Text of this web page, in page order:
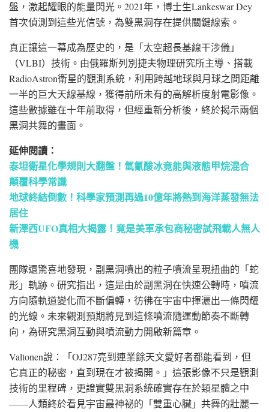
盤，激起耀眼的能量閃光。2021年，博士生Lankeswar Dey
首次偵測到這些光信號，為雙黑洞存在提供關鍵線索。
真正讓這一幕成為歷史的，是「太空超長基線干涉儀」
（VLBI）技術。由俄羅斯列別捷夫物理研究所主導、搭載
RadioAstron衛星的觀測系統，利用跨越地球與月球之間距離
一半的巨大天線基線，獲得前所未有的高解析度射電影像。
這些數據雖在十年前取得，但經重新分析後，終於揭示兩個
黑洞共舞的畫面。
延伸閱讀：
泰坦衛星化學規則大翻盤！氫氰酸冰竟能與液態甲烷混合
顛覆科學常識
地球終結倒數！科學家預測再過10億年將熱到海洋蒸發無法
居住
新澤西UFO真相大揭露！竟是美軍承包商秘密試飛載人無人
機
團隊還驚喜地發現，副黑洞噴出的粒子噴流呈現扭曲的「蛇
形」軌跡。研究指出，這是由於副黑洞在快速公轉時，噴流
方向隨軌道變化而不斷偏轉，彷彿在宇宙中揮灑出一條閃耀
的光線。未來觀測預期將見到這條噴流隨運動節奏不斷轉
向，為研究黑洞互動與噴流動力開啟新篇章。
Valtonen說：「OJ287亮到連業餘天文愛好者都能看到，但
它真正的秘密，直到現在才被揭開。」這張影像不只是觀測
技術的里程碑，更證實雙黑洞系統確實存在於類星體之中
——人類終於看見宇宙最神祕的「雙重心臟」共舞的壯麗一